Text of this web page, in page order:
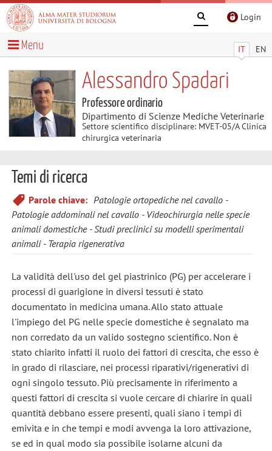
Login
IT EN
Menu
Alessandro Spadari
Professore ordinario
Dipartimento di Scienze Mediche Veterinarie
Settore scientifico disciplinare: MVET-05/A Clinica
chirurgica veterinaria
Temi di ricerca
Parole chiave: Patologie ortopediche nel cavallo
Patologie addominali nel cavallo
Videochirurgia nelle specie
animali domestiche
Studi preclinici su modelli sperimentali
animali
Terapia rigenerativa
La validità dell'uso del gel piastrinico (PG) per accelerare i
processi di guarigione in diversi tessuti è stato
documentato in medicina umana. Allo stato attuale
l'impiego del PG nelle specie domestiche è segnalato ma
non corredato da un valido sostegno scientifico. Non è
stato chiarito infatti il ruolo dei fattori di crescita, che esso è
in grado di rilasciare, nei processi riparativi/rigenerativi di
ogni singolo tessuto. Più precisamente in riferimento a
questi fattori di crescita si vuole cercare di chiarire in quali
quantità debbano essere presenti, quali siano i tempi di
emivita e in che tempi e modi avvenga la loro attivazione,
se ed in qual modo sia possibile isolarne alcuni da